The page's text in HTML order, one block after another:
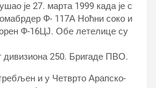
је 27. марта 1999 када је с
Ф- 117А Ноћни соко и
Ф-16ЦЈ. Обе летелице су
дивизиона 250. Бригаде ПВО.
и у Четврто Арапско-